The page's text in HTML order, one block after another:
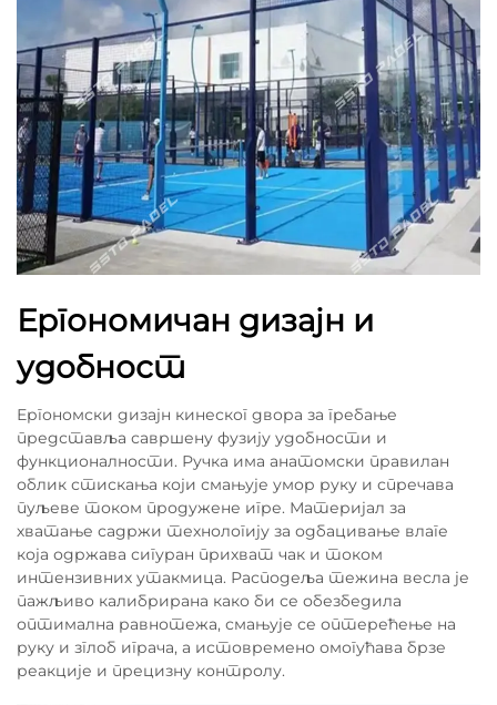
Ергономичан дизајн и
удобност
Ергономски дизајн кинеског двора за гребање
представља савршену фузију удобности и
функционалности. Ручка има анатомски правилан
облик стискања који смањује умор руку и спречава
пуљеве током продужене игре. Материјал за
хватање садржи технологију за одбацивање влаге
која одржава сигуран прихват чак и током
интензивних утакмица. Расподеља тежина весла је
пажљиво калибрирана како би се обезбедила
оптимална равнотежа, смањује се оптерећење на
руку и зглоб играча, а истовремено омогућава брзе
реакције и прецизну контролу.